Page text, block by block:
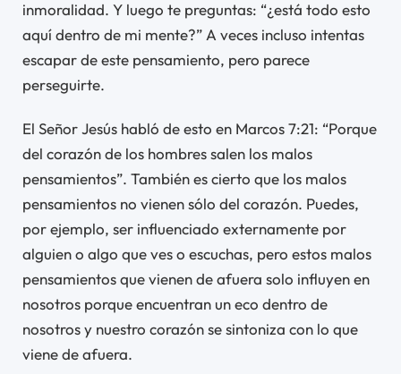
inmoralidad. Y luego te preguntas: “¿está todo esto
aquí dentro de mi mente?” A veces incluso intentas
escapar de este pensamiento, pero parece
perseguirte.
El Señor Jesús habló de esto en Marcos 7:21: “Porque
del corazón de los hombres salen los malos
pensamientos”. También es cierto que los malos
pensamientos no vienen sólo del corazón. Puedes,
por ejemplo, ser influenciado externamente por
alguien o algo que ves o escuchas, pero estos malos
pensamientos que vienen de afuera solo influyen en
nosotros porque encuentran un eco dentro de
nosotros y nuestro corazón se sintoniza con lo que
viene de afuera.